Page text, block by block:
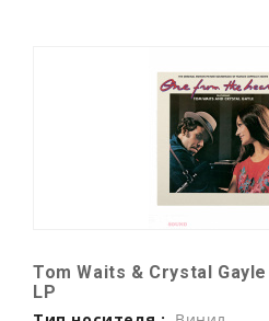
Tom Waits & Crystal
LP